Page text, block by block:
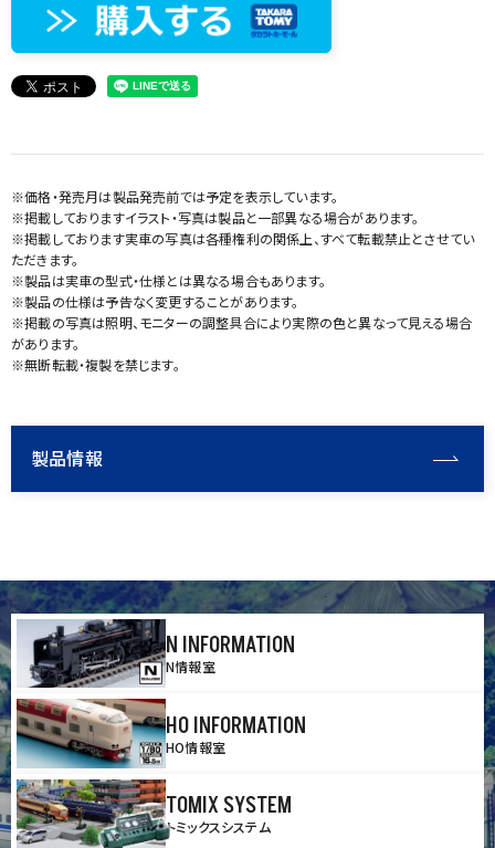
※価格・発売月は製品発売前では予定を表示しています。
※掲載しておりますイラスト・写真は製品と一部異なる場合があります。
※掲載しております実車の写真は各種権利の関係上、すべて転載禁止とさせてい
ただきます。
※製品は実車の型式・仕様とは異なる場合もあります。
※製品の仕様は予告なく変更することがあります。
※掲載の写真は照明、モニターの調整具合により実際の色と異なって見える場合
があります。
※無断転載・複製を禁じます。
製品情報
N INFORMATION
N情報室
HO INFORMATION
HO情報室
TOMIX SYSTEM
トミックスシステム